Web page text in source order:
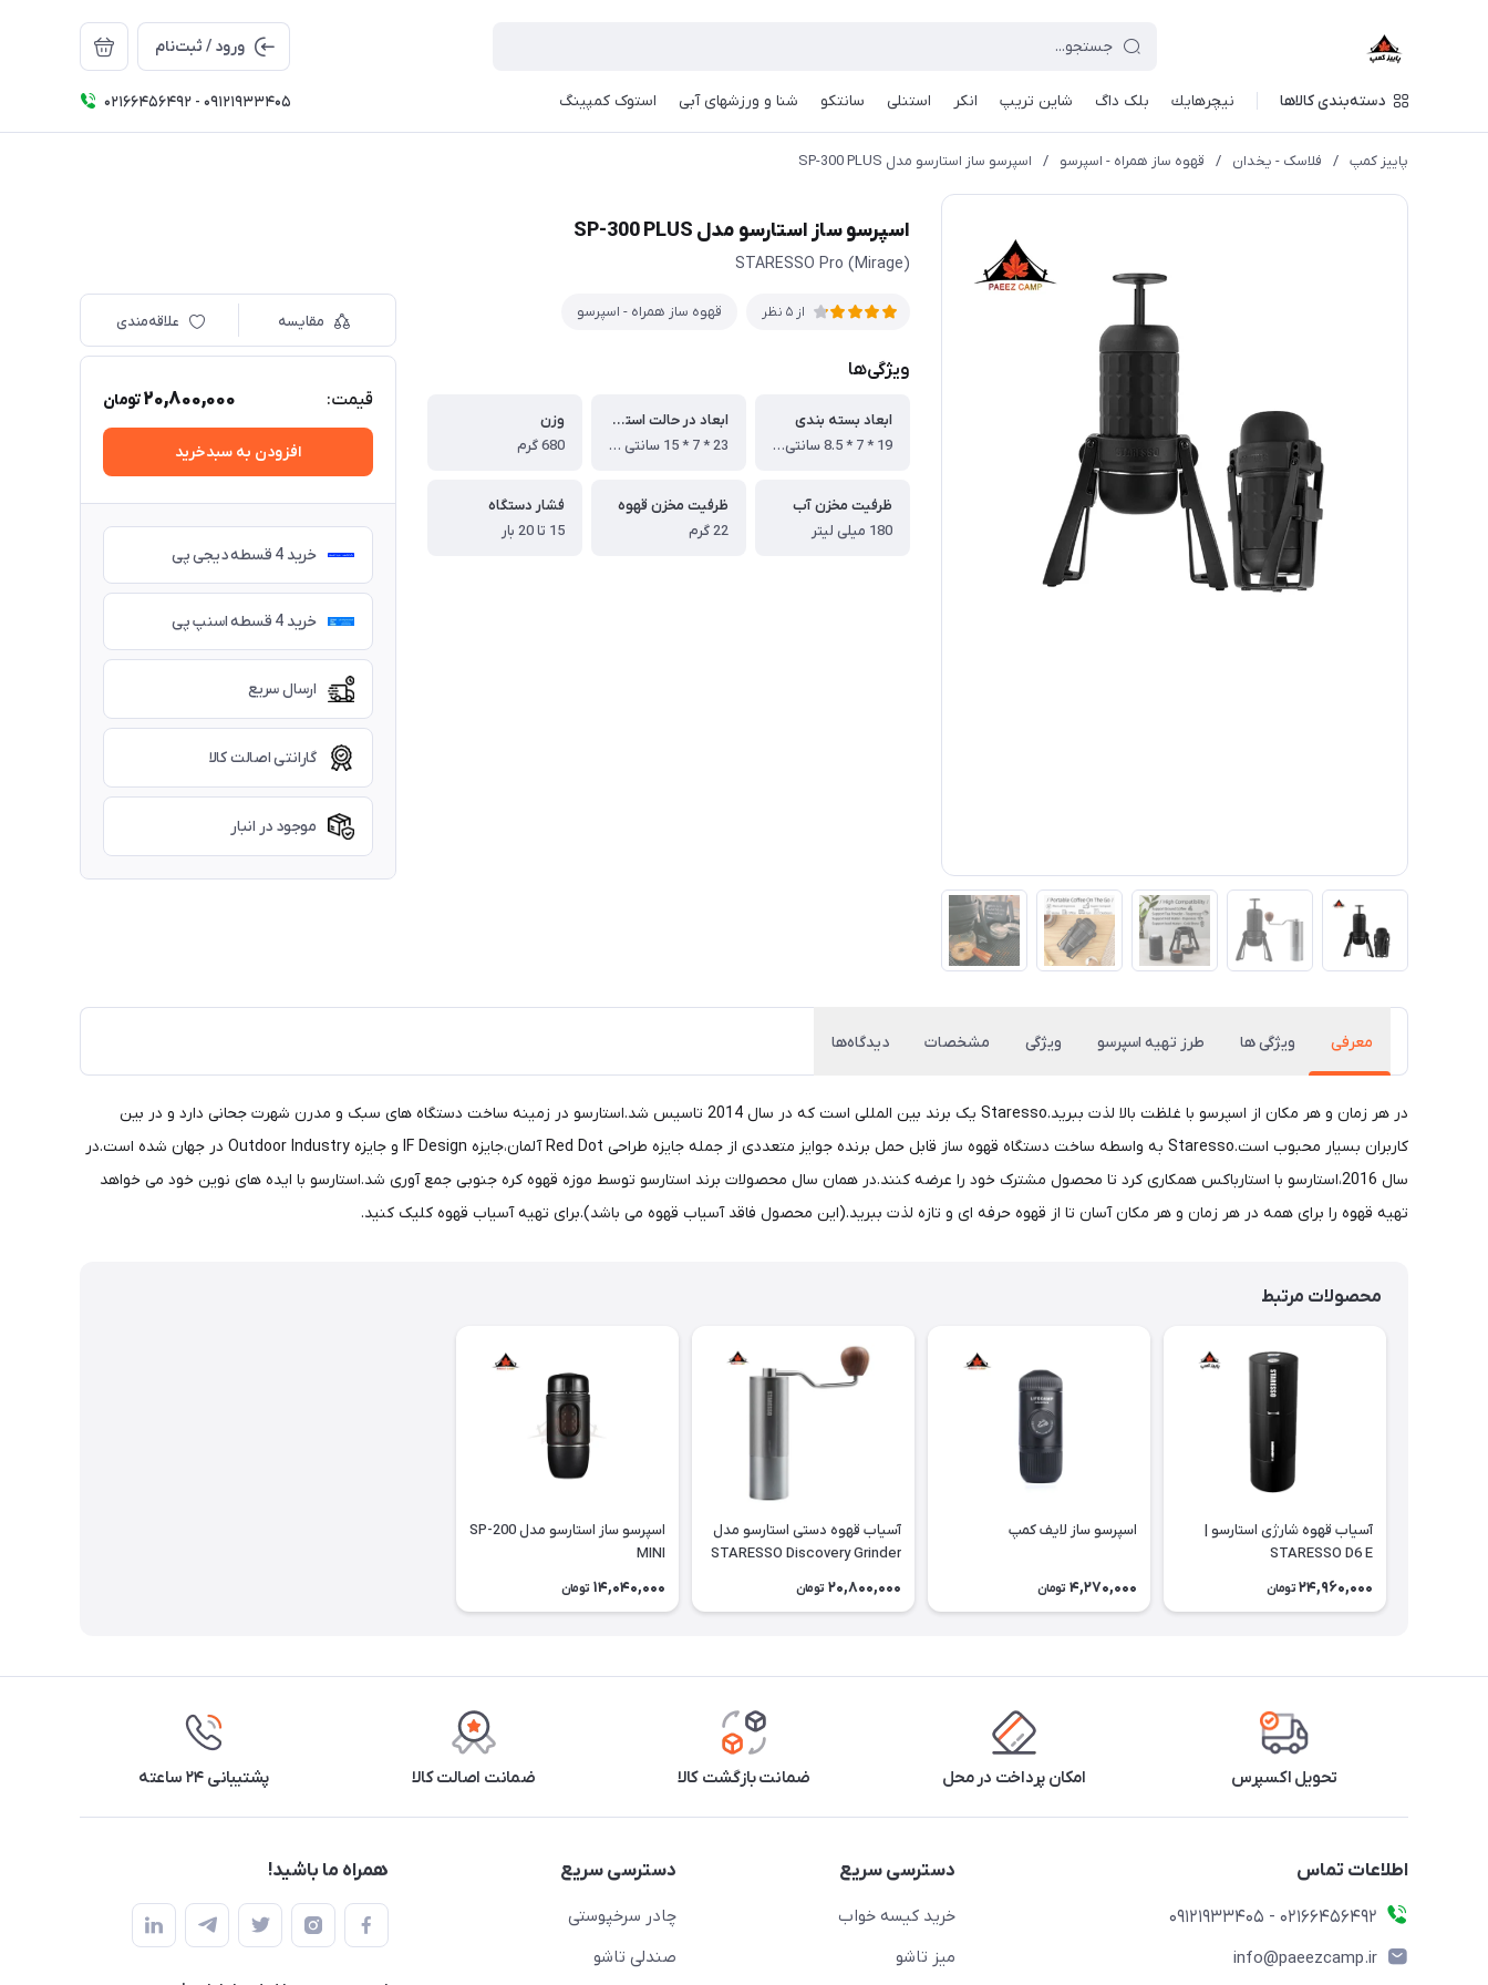
ورود / ثبت‌نام
دسته‌بندی کالاها نيچرهايك بلک داگ شاین تریپ انکر استنلی سانتکو شنا و ورزشهای آبی استوک کمپینگ 02166456492 - 09121933405
پاییز کمپ / فلاسک - یخدان / قهوه ساز همراه - اسپرسو / اسپرسو ساز استارسو مدل SP-300 PLUS
اسپرسو ساز استارسو مدل SP-300 PLUS
STARESSO Pro (Mirage)
از 5 نظر قهوه ساز همراه - اسپرسو
ویژگی‌ها
ابعاد بسته بندی
19 * 7 * 8.5 سانتی متر
ابعاد در حالت استفاده
23 * 7 * 15 سانتی متر
وزن
680 گرم
ظرفیت مخزن آب
180 میلی لیتر
ظرفیت مخزن قهوه
22 گرم
فشار دستگاه
15 تا 20 بار
مقایسه علاقه‌مندی
قیمت: 20,800,000تومان
افزودن به سبدخرید
خرید 4 قسطه دیجی پی
خرید 4 قسطه اسنپ پی
ارسال سریع
گارانتی اصالت کالا
موجود در انبار
معرفی ویژگی ها طرز تهیه اسپرسو ویژگی مشخصات دیدگاه‌ها
در هر زمان و هر مکان از اسپرسو با غلظت بالا لذت ببرید.Staresso یک برند بین المللی است که در سال 2014 تاسیس شد.استارسو در زمینه ساخت دستگاه های سبک و مدرن شهرت جحانی دارد و در بین
کاربران بسیار محبوب است.Staresso به واسطه ساخت دستگاه قهوه ساز قابل حمل برنده جوایز متعددی از جمله جایزه طراحی Red Dot آلمان،جایزه IF Design و جایزه Outdoor Industry در جهان شده است.در
سال 2016،استارسو با استارباکس همکاری کرد تا محصول مشترک خود را عرضه کنند.در همان سال محصولات برند استارسو توسط موزه قهوه کره جنوبی جمع آوری شد.استارسو با ایده های نوین خود می خواهد
تهیه قهوه را برای همه در هر زمان و هر مکان آسان تا از قهوه حرفه ای و تازه لذت ببرید.(این محصول فاقد آسیاب قهوه می باشد).برای تهیه آسیاب قهوه کلیک کنید.
محصولات مرتبط
آسیاب قهوه شارژی استارسو |
STARESSO D6 E
24,960,000 تومان
اسپرسو ساز لایف کمپ
4,270,000 تومان
آسیاب قهوه دستی استارسو مدل
STARESSO Discovery Grinder
20,800,000 تومان
اسپرسو ساز استارسو مدل SP-200
MINI
14,040,000 تومان
تحویل اکسپرس امکان پرداخت در محل ضمانت بازگشت کالا ضمانت اصالت کالا پشتیبانی ۲۴ ساعته
اطلاعات تماس
02166456492 - 09121933405
info@paeezcamp.ir
دسترسی سریع
خرید کیسه خواب
میز تاشو
دسترسی سریع
چادر سرخپوستی
صندلی تاشو
همراه ما باشید!